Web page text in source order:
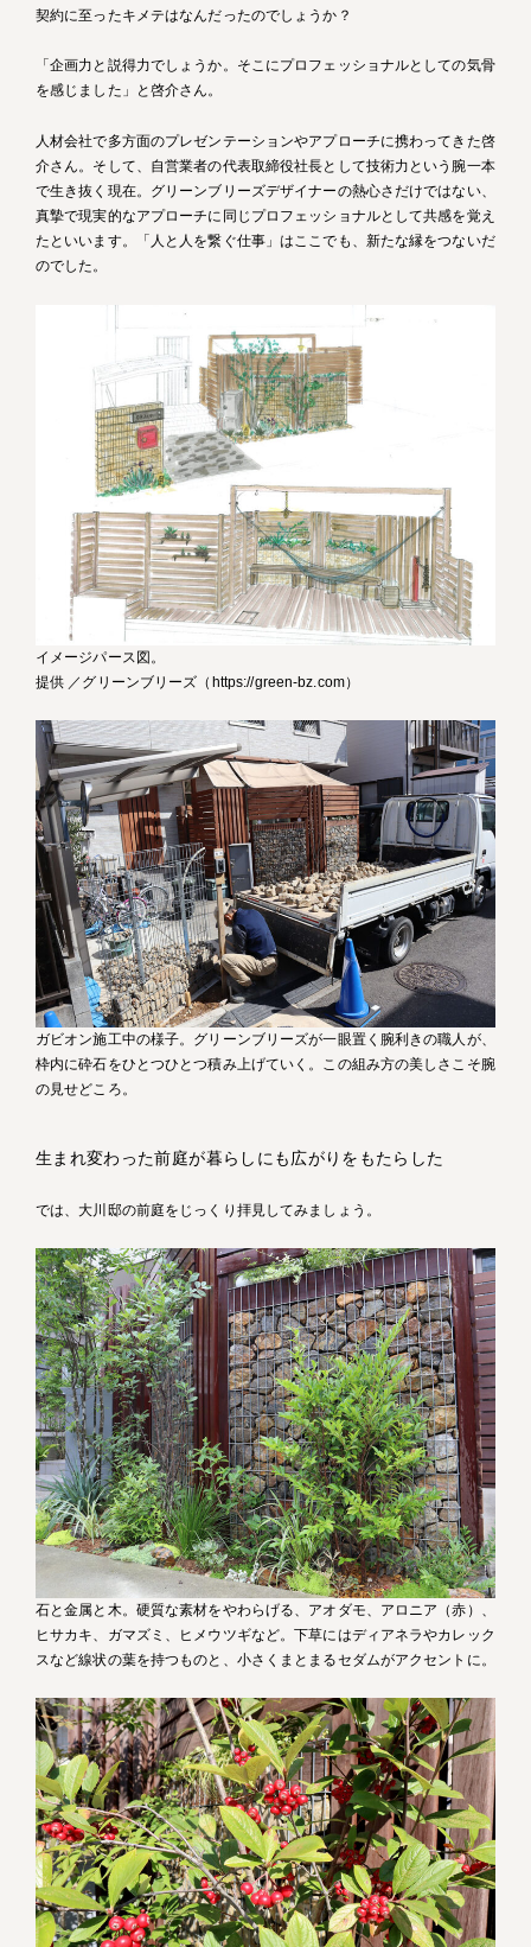
契約に至ったキメテはなんだったのでしょうか？
「企画力と説得力でしょうか。そこにプロフェッショナルとしての気骨
を感じました」と啓介さん。
人材会社で多方面のプレゼンテーションやアプローチに携わってきた啓
介さん。そして、自営業者の代表取締役社長として技術力という腕一本
で生き抜く現在。グリーンブリーズデザイナーの熱心さだけではない、
真摯で現実的なアプローチに同じプロフェッショナルとして共感を覚え
たといいます。「人と人を繋ぐ仕事」はここでも、新たな縁をつないだ
のでした。
イメージパース図。
提供 ／グリーンブリーズ（https://green-bz.com）
ガビオン施工中の様子。グリーンブリーズが一眼置く腕利きの職人が、
枠内に砕石をひとつひとつ積み上げていく。この組み方の美しさこそ腕
の見せどころ。
生まれ変わった前庭が暮らしにも広がりをもたらした
では、大川邸の前庭をじっくり拝見してみましょう。
石と金属と木。硬質な素材をやわらげる、アオダモ、アロニア（赤）、
ヒサカキ、ガマズミ、ヒメウツギなど。下草にはディアネラやカレック
スなど線状の葉を持つものと、小さくまとまるセダムがアクセントに。